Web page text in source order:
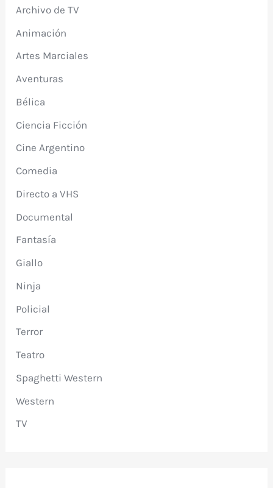
Archivo de TV
Animación
Artes Marciales
Aventuras
Bélica
Ciencia Ficción
Cine Argentino
Comedia
Directo a VHS
Documental
Fantasía
Giallo
Ninja
Policial
Terror
Teatro
Spaghetti Western
Western
TV